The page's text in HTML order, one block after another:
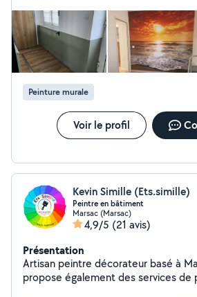
Peinture murale
Voir le profil
Kevin Simille (Ets.simille)
Peintre en bâtiment
Marsac (Marsac)
4,9/5 (21 avis)
Présentation
Artisan peintre décorateur basé à
propose également des services